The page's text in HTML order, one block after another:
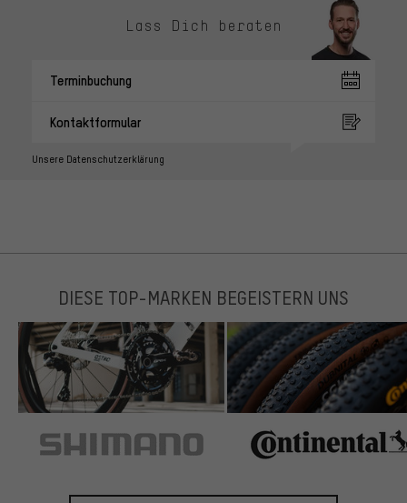
Lass Dich beraten
Terminbuchung
Kontaktformular
Unsere Datenschutzerklärung
DIESE TOP-MARKEN BEGEISTERN UNS